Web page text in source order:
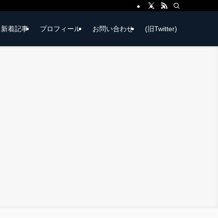
新着記事 プロフィール お問い合わせ (旧Twitter)